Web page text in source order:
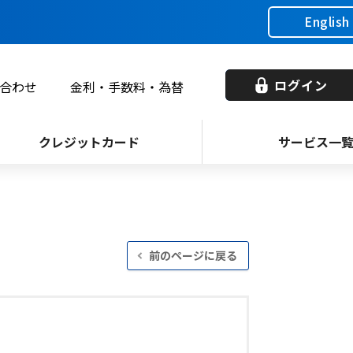
わせ 金利・手数料・為替
クレジットカード サービス一覧
English
ログイン
前のページに戻る